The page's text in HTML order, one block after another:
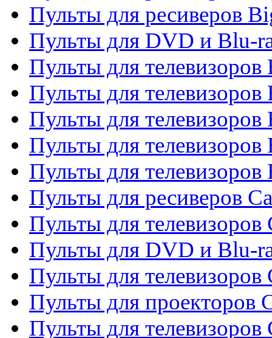
Пульты для ресиверов
Пульты для DVD и Blu-
Пульты для телевизоров
Пульты для телевизоров
Пульты для телевизоров
Пульты для телевизоров
Пульты для телевизоров
Пульты для ресиверов
Пульты для телевизоров
Пульты для DVD и Blu-
Пульты для телевизоров
Пульты для проекторов
Пульты для телевизоров